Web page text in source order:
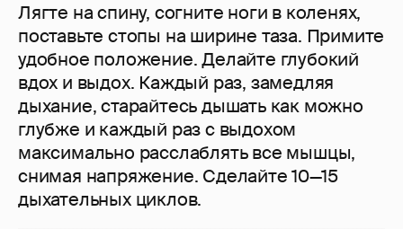
Лягте на спину, согните ноги в коленях,
поставьте стопы на ширине таза. Примите
удобное положение. Делайте глубокий
вдох и выдох. Каждый раз, замедляя
дыхание, старайтесь дышать как можно
глубже и каждый раз с выдохом
максимально расслаблять все мышцы,
снимая напряжение. Сделайте 10—15
дыхательных циклов.